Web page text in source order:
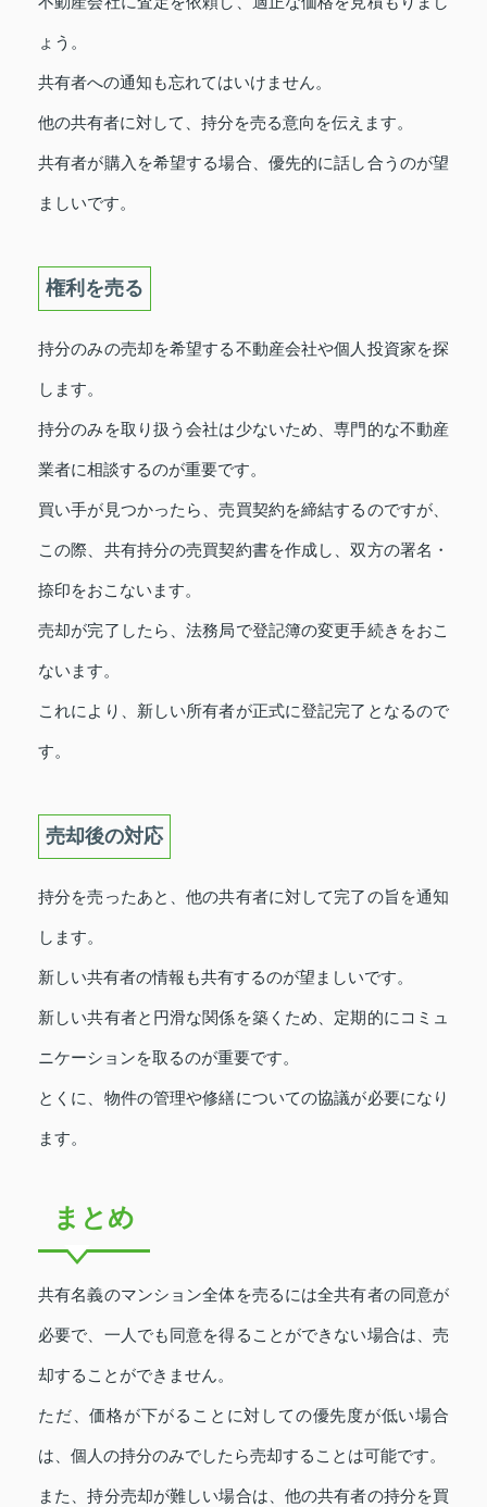
ょう。
共有者への通知も忘れてはいけません。
他の共有者に対して、持分を売る意向を伝えます。
共有者が購入を希望する場合、優先的に話し合うのが望
ましいです。
権利を売る
持分のみの売却を希望する不動産会社や個人投資家を探
します。
持分のみを取り扱う会社は少ないため、専門的な不動産
業者に相談するのが重要です。
買い手が見つかったら、売買契約を締結するのですが、
この際、共有持分の売買契約書を作成し、双方の署名・
捺印をおこないます。
売却が完了したら、法務局で登記簿の変更手続きをおこ
ないます。
これにより、新しい所有者が正式に登記完了となるので
す。
売却後の対応
持分を売ったあと、他の共有者に対して完了の旨を通知
します。
新しい共有者の情報も共有するのが望ましいです。
新しい共有者と円滑な関係を築くため、定期的にコミュ
ニケーションを取るのが重要です。
とくに、物件の管理や修繕についての協議が必要になり
ます。
まとめ
共有名義のマンション全体を売るには全共有者の同意が
必要で、一人でも同意を得ることができない場合は、売
却することができません。
ただ、価格が下がることに対しての優先度が低い場合
は、個人の持分のみでしたら売却することは可能です。
また、持分売却が難しい場合は、他の共有者の持分を買